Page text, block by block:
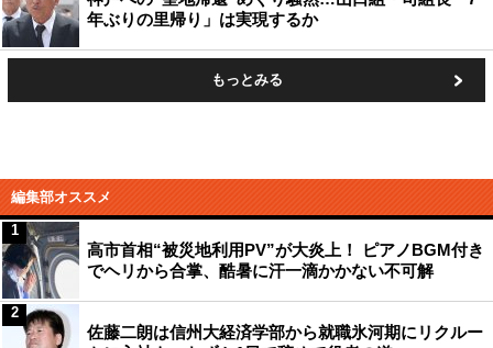
年ぶりの里帰り」は実現するか
もっとみる
編集部オススメ
高市首相“被災地利用PV”が大炎上！ ピアノBGM付き
でヘリから合掌、酷暑に汗一滴かかない不可解
1
佐藤二朗は信州大経済学部から就職氷河期にリクルー
2